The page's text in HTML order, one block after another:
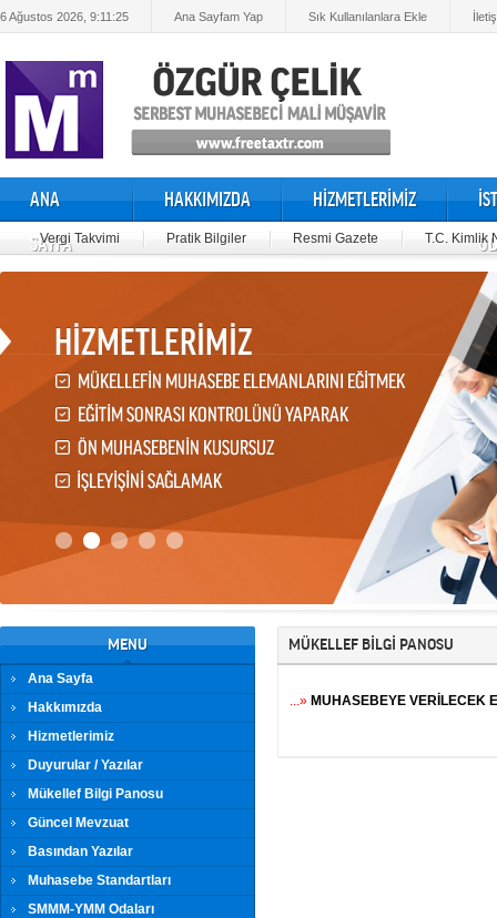
6 Ağustos 2026, 9:11:25 Ana Sayfam Yap Sık Kullanılanlara Ekle
ANA
SAYFA
HAKKIMIZDA HİZMETLERİMİZ
Vergi Takvimi Pratik Bilgiler Resmi Gazete T.C. Kimlik
MENU
Ana Sayfa
Hakkımızda
Hizmetlerimiz
Duyurular / Yazılar
Mükellef Bilgi Panosu
Güncel Mevzuat
Basından Yazılar
Muhasebe Standartları
SMMM-YMM Odaları
MÜKELLEF BİLGİ PANOSU
...» MUHASEBEYE VERİLECEK